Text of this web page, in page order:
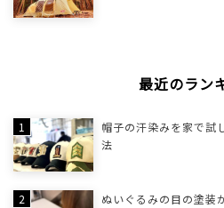
最近のラン
帽子の汗染みを家で試
法
ぬいぐるみの目の塗装